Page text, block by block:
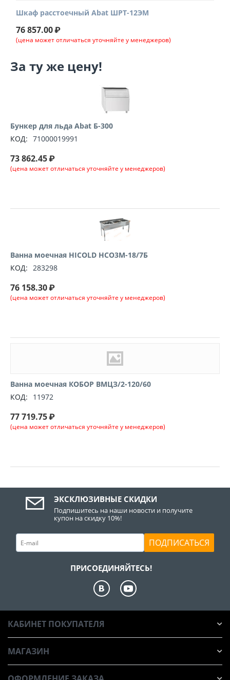
Шкаф расстоечный Abat ШРТ-12ЭМ
76 857.00₽
(цена может отличаться уточняйте у менеджеров)
За ту же цену!
Бункер для льда Abat Б-300
КОД: 71000019991
73 862.45₽
(цена может отличаться уточняйте у менеджеров)
Ванна моечная HICOLD НСО3М-18/7Б
КОД: 283298
76 158.30₽
(цена может отличаться уточняйте у менеджеров)
Ванна моечная КОБОР ВМЦЗ/2-120/60
КОД:
11972
77 719.75₽
(цена может отличаться уточняйте у менеджеров)
ЭКСКЛЮЗИВНЫЕ СКИДКИ
Подпишитесь на наши новости и получите
купон на скидку 10%!
ПОДПИСАТЬСЯ
ПРИСОЕДИНЯЙТЕСЬ!
КАБИНЕТ ПОКУПАТЕЛЯ
МАГАЗИН